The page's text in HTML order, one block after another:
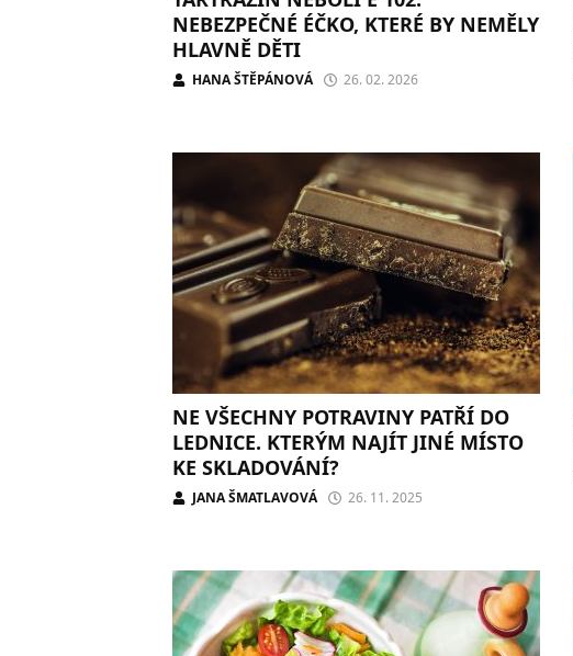
NEBEZPEČNÉ ÉČKO, KTERÉ BY NEMĚLY
HLAVNĚ DĚTI
HANA ŠTĚPÁNOVÁ 26. 02. 2026
NE VŠECHNY POTRAVINY PATŘÍ DO
LEDNICE. KTERÝM NAJÍT JINÉ MÍSTO
KE SKLADOVÁNÍ?
JANA ŠMATLAVOVÁ 26. 11. 2025